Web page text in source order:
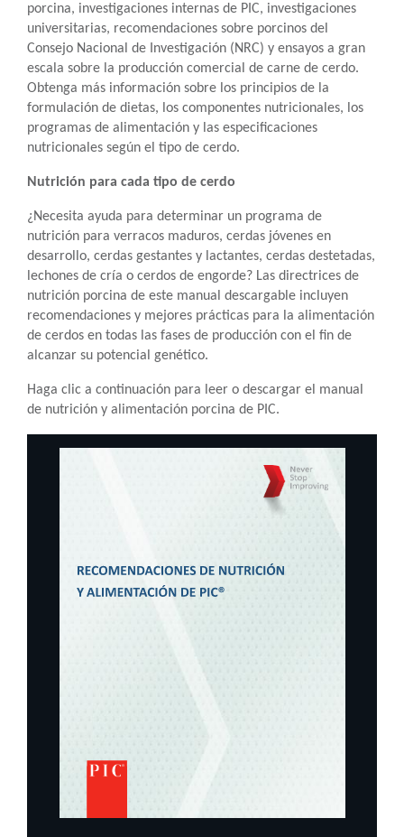
porcina, investigaciones internas de PIC, investigaciones
universitarias, recomendaciones sobre porcinos del
Consejo Nacional de Investigación (NRC) y ensayos a gran
escala sobre la producción comercial de carne de cerdo.
Obtenga más información sobre los principios de la
formulación de dietas, los componentes nutricionales, los
programas de alimentación y las especificaciones
nutricionales según el tipo de cerdo.
Nutrición para cada tipo de cerdo
¿Necesita ayuda para determinar un programa de
nutrición para verracos maduros, cerdas jóvenes en
desarrollo, cerdas gestantes y lactantes, cerdas destetadas,
lechones de cría o cerdos de engorde? Las directrices de
nutrición porcina de este manual descargable incluyen
recomendaciones y mejores prácticas para la alimentación
de cerdos en todas las fases de producción con el fin de
alcanzar su potencial genético.
Haga clic a continuación para leer o descargar el manual
de nutrición y alimentación porcina de PIC.